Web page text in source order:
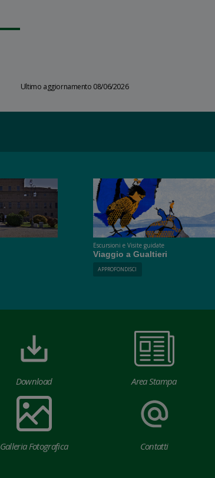
Ultimo aggiornamento 08/06/2026
Escursioni e Visite guidate
Viaggio a Gualtieri
APPROFONDISCI
Download Area Stampa
Galleria Fotografica Contatti